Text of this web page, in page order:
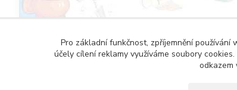
Pro základní funkčnost, zpříjemnění
účely cílení reklamy využíváme soubory
odkazem